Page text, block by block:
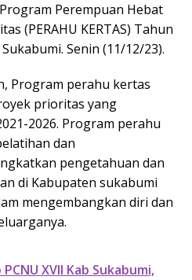
Perempuan Hebat
(PERAHU KERTAS) Tahun
Senin (11/12/23).
Program perahu kertas
prioritas yang
2026. Program perahu
dan
pengetahuan dan
di Kabupaten sukabumi
mengembangkan diri dan
XVII Kab Sukabumi,